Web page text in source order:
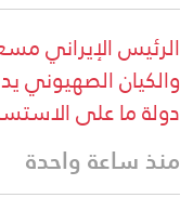
الرئيس الإيراني
والكيان الصهيوني
دولة ما على
منذ ساعة واحدة